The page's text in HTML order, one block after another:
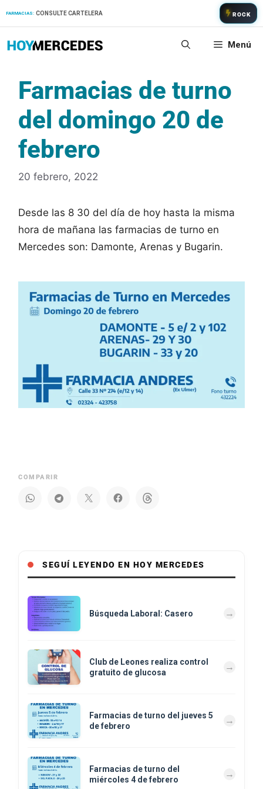
FARMACIAS: CONSULTE CARTELERA ROCK
Menú
Farmacias de turno
del domingo 20 de
febrero
20 febrero, 2022
Desde las 8 30 del día de hoy hasta la misma
hora de mañana las farmacias de turno en
Mercedes son: Damonte, Arenas y Bugarin.
COMPARIR
SEGUÍ LEYENDO EN HOY MERCEDES
Búsqueda Laboral: Casero
Club de Leones realiza control
gratuito de glucosa
Farmacias de turno del jueves 5
de febrero
Farmacias de turno del
miércoles 4 de febrero